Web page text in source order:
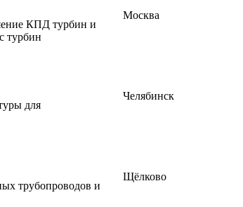
КПД турбин и
турбин
Москва
для
Челябинск
трубопроводов и
Щёлково